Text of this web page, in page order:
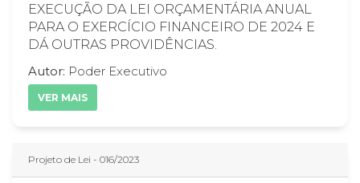
EXECUÇÃO DA LEI ORÇAMENTÁRIA ANUAL
PARA O EXERCÍCIO FINANCEIRO DE 2024 E
DÁ OUTRAS PROVIDÊNCIAS.
Autor: Poder Executivo
VER MAIS
Projeto de Lei - 016/2023